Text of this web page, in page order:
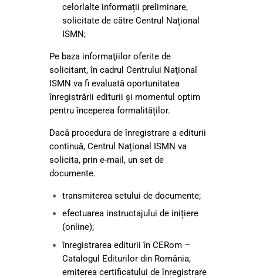
celorlalte informații preliminare,
solicitate de către Centrul Național
ISMN;
Pe baza informaţiilor oferite de
solicitant, în cadrul Centrului Naţional
ISMN va fi evaluată oportunitatea
înregistrării editurii și momentul optim
pentru începerea formalităților.
Dacă procedura de înregistrare a editurii
continuă, Centrul Național ISMN va
solicita, prin e-mail, un set de
documente.
transmiterea setului de documente;
efectuarea instructajului de inițiere
(online);
înregistrarea editurii în CERom –
Catalogul Editurilor din România,
emiterea certificatului de înregistrare